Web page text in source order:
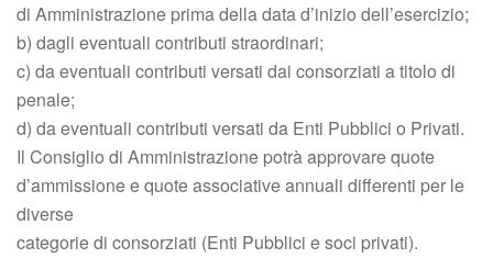
di Amministrazione prima della data d’inizio dell’esercizio;
b) dagli eventuali contributi straordinari;
c) da eventuali contributi versati dai consorziati a titolo di
penale;
d) da eventuali contributi versati da Enti Pubblici o Privati.
Il Consiglio di Amministrazione potrà approvare quote
d’ammissione e quote associative annuali differenti per le
diverse
categorie di consorziati (Enti Pubblici e soci privati).